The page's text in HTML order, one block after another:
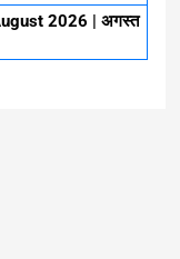
2026 | अगस्त